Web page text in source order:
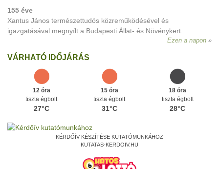
155 éve
Xantus János természettudós közreműködésével és
igazgatásával megnyílt a Budapesti Állat- és Növénykert.
Ezen a napon
VÁRHATÓ IDŐJÁRÁS
12 óra
tiszta égbolt
27°C
15 óra
tiszta égbolt
31°C
18 óra
tiszta égbolt
28°C
KÉRDŐÍV KÉSZÍTÉSE KUTATÓMUNKÁHOZ
KUTATAS-KERDOIV.HU